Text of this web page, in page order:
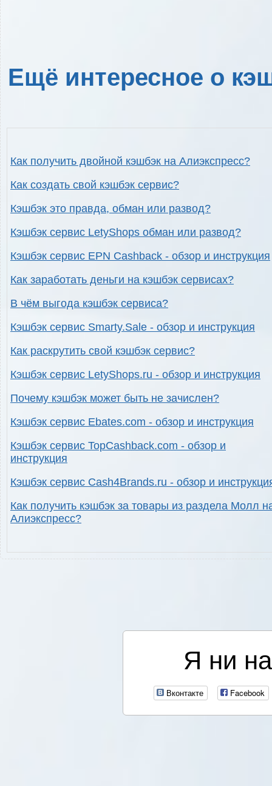
Ещё интересное о
Как получить двойной кэшбэк на Алиэкспресс?
Как создать свой кэшбэк сервис?
Кэшбэк это правда, обман или развод?
Кэшбэк сервис LetyShops обман или развод?
Кэшбэк сервис EPN Cashback - обзор и инструкция
Как заработать деньги на кэшбэк сервисах?
В чём выгода кэшбэк сервиса?
Кэшбэк сервис Smarty.Sale - обзор и инструкция
Как раскрутить свой кэшбэк сервис?
Кэшбэк сервис LetyShops.ru - обзор и инструкция
Почему кэшбэк может быть не зачислен?
Кэшбэк сервис Ebates.com - обзор и инструкция
Кэшбэк сервис TopCashback.com - обзор и
инструкция
Кэшбэк сервис Cash4Brands.ru - обзор и
Как получить кэшбэк за товары из раздела Молл
Алиэкспресс?
Я ни
Вконтакте Facebook